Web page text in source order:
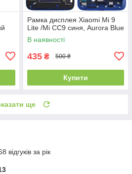
Рамка дисплея Xiaomi Mi 9
Lite /Mi CC9 синя, Aurora Blue
В наявності
435 ₴ 500 ₴
Купити
ще
відгуків за рік